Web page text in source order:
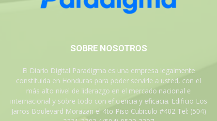
SOBRE NOSOTROS
El Diario Digital Paradigma es una empresa legalmente
constituida en Honduras para poder servirle a usted, con el
más alto nivel de liderazgo en el mercado nacional e
internacional y sobre todo con eficiencia y eficacia. Edificio Los
Jarros Boulevard Morazan el 4to Piso Cubiculo #402 Tel: (504)